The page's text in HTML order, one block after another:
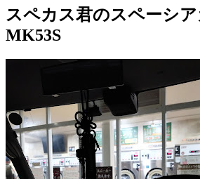
スペカス君のスペーシ
MK53S